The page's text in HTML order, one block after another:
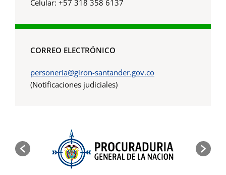
Celular: +57 318 358 6137
CORREO ELECTRÓNICO
personeria@giron-santander.gov.co
(Notificaciones judiciales)